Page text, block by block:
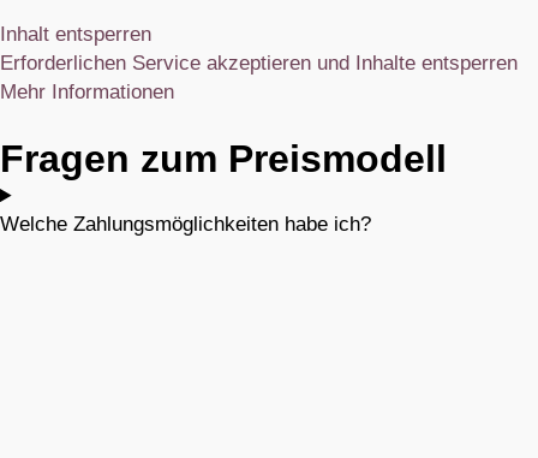
Inhalt entsperren
Erforderlichen Service akzeptieren und Inhalte entsperren
Mehr Informationen
Fragen zum Preismodell
Welche Zahlungsmöglichkeiten habe ich?